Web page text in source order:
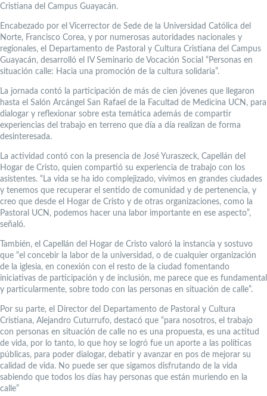
Cristiana del Campus Guayacán.
Encabezado por el Vicerrector de Sede de la Universidad Católica del
Norte, Francisco Corea, y por numerosas autoridades nacionales y
regionales, el Departamento de Pastoral y Cultura Cristiana del Campus
Guayacán, desarrolló el IV Seminario de Vocación Social “Personas en
situación calle: Hacia una promoción de la cultura solidaria”.
La jornada contó la participación de más de cien jóvenes que llegaron
hasta el Salón Arcángel San Rafael de la Facultad de Medicina UCN, para
dialogar y reflexionar sobre esta temática además de compartir
experiencias del trabajo en terreno que día a día realizan de forma
desinteresada.
La actividad contó con la presencia de José Yuraszeck, Capellán del
Hogar de Cristo, quien compartió su experiencia de trabajo con los
asistentes. “La vida se ha ido complejizado, vivimos en grandes ciudades
y tenemos que recuperar el sentido de comunidad y de pertenencia, y
creo que desde el Hogar de Cristo y de otras organizaciones, como la
Pastoral UCN, podemos hacer una labor importante en ese aspecto”,
señaló.
También, el Capellán del Hogar de Cristo valoró la instancia y sostuvo
que “el concebir la labor de la universidad, o de cualquier organización
de la iglesia, en conexión con el resto de la ciudad fomentando
iniciativas de participación y de inclusión, me parece que es fundamental
y particularmente, sobre todo con las personas en situación de calle”.
Por su parte, el Director del Departamento de Pastoral y Cultura
Cristiana, Alejandro Cuturrufo, destacó que “para nosotros, el trabajo
con personas en situación de calle no es una propuesta, es una actitud
de vida, por lo tanto, lo que hoy se logró fue un aporte a las políticas
públicas, para poder dialogar, debatir y avanzar en pos de mejorar su
calidad de vida. No puede ser que sigamos disfrutando de la vida
sabiendo que todos los días hay personas que están muriendo en la
calle”